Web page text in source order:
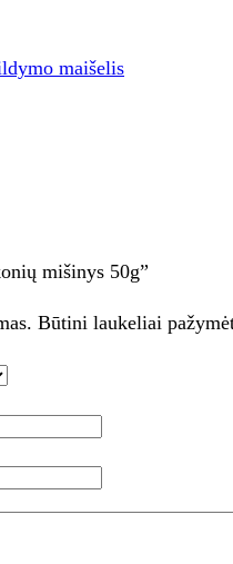
maišelis
mišinys 50g”
Būtini laukeliai